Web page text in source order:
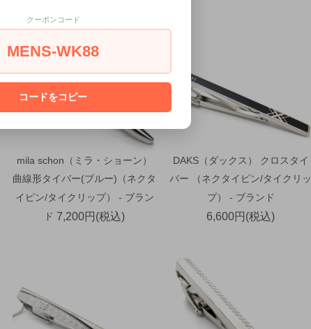
mila schon（ミラ・ショーン）
曲線形タイバー(ブルー)（ネクタ
イピン/タイクリップ） - ブラン
ド 7,200円(税込)
DAKS（ダックス） クロスタイ
バー （ネクタイピン/タイクリッ
プ） - ブランド
6,600円(税込)
クーポンコード
MENS-WK88
コードをコピー